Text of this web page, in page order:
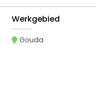
Werkgebied
Gouda